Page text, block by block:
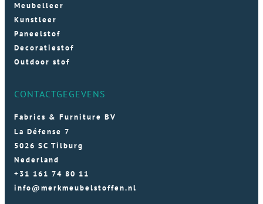
Meubelleer
Kunstleer
Paneelstof
Decoratiestof
Outdoor stof
CONTACTGEGEVENS
Fabrics & Furniture BV
La Défense 7
5026 SC Tilburg
Nederland
+31 161 74 80 11
info@merkmeubelstoffen.nl